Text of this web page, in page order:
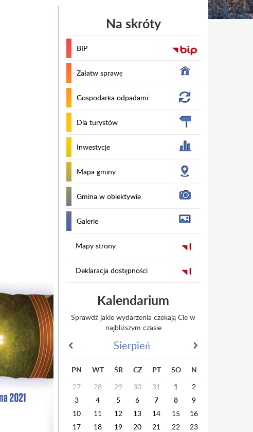
Na skróty
BIP
Załatw sprawę
Gospodarka odpadami
Dla turystów
Inwestycje
Mapa gminy
Gmina w obiektywie
Galerie
Mapy strony
Deklaracja dostępności
Kalendarium
Sprawdź jakie wydarzenia czekają Cie w
najbliższym czasie
Sierpień
PN WT ŚR CZ PT SO
N
27
28 29 30 31 1
2
3
4 5 6 7 8
9
10
11 12 13 14 15
16
17
18 19 20 21 22
23